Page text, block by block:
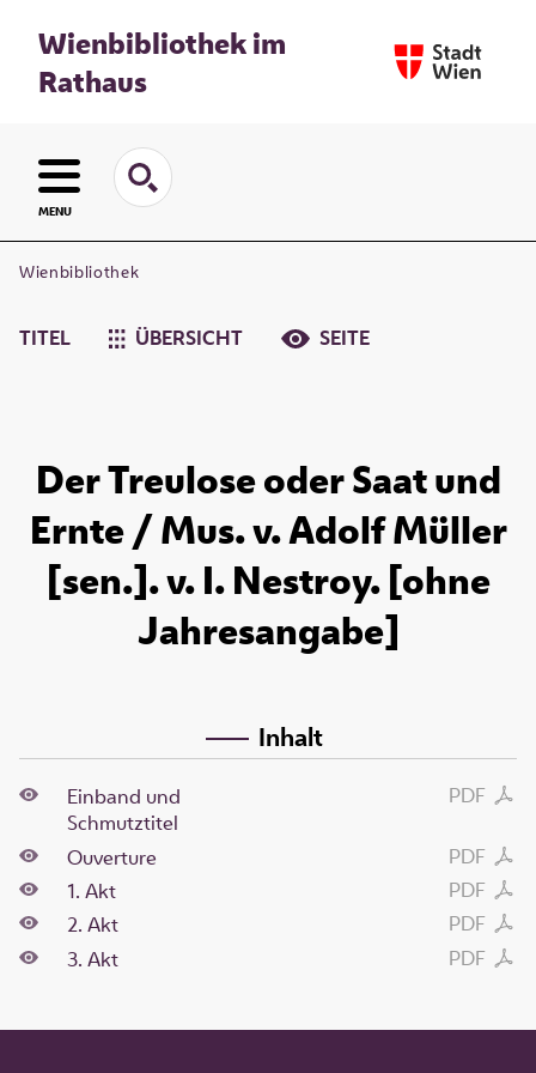
Wienbibliothek im
Rathaus
MENU
Wienbibliothek
TITEL ÜBERSICHT SEITE
Der Treulose oder Saat und
Ernte / Mus. v. Adolf Müller
[sen.]. v. I. Nestroy. [ohne
Jahresangabe]
Inhalt
PDF
Einband und
Schmutztitel
PDF
Ouverture
PDF
1. Akt
PDF
2. Akt
PDF
3. Akt